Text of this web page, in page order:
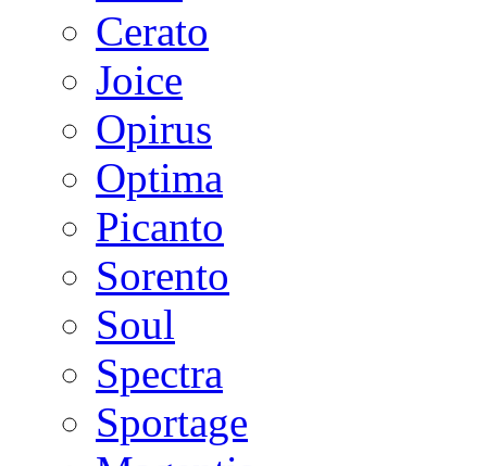
Cerato
Joice
Opirus
Optima
Picanto
Sorento
Soul
Spectra
Sportage